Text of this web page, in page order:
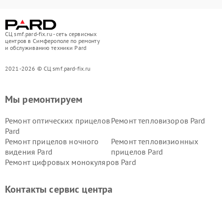
СЦ smf.pard-fix.ru - сеть сервисных
центров в Симферополе по ремонту
и обслуживанию техники Pard
2021-2026 © СЦ smf.pard-fix.ru
Мы ремонтируем
Ремонт оптических прицелов
Pard
Ремонт тепловизоров Pard
Ремонт прицелов ночного
видения Pard
Ремонт тепловизионных
прицелов Pard
Ремонт цифровых монокуляров Pard
Контакты сервис центра